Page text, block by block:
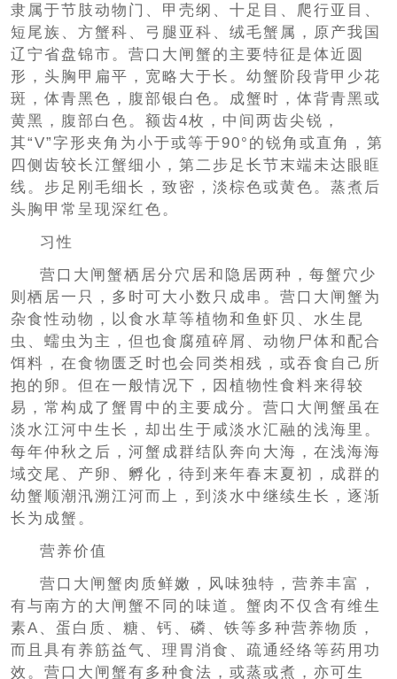
隶属于节肢动物门、甲壳纲、十足目、爬行亚目、
短尾族、方蟹科、弓腿亚科、绒毛蟹属，原产我国
辽宁省盘锦市。营口大闸蟹的主要特征是体近圆
形，头胸甲扁平，宽略大于长。幼蟹阶段背甲少花
斑，体青黑色，腹部银白色。成蟹时，体背青黑或
黄黑，腹部白色。额齿4枚，中间两齿尖锐，
其“V”字形夹角为小于或等于90°的锐角或直角，第
四侧齿较长江蟹细小，第二步足长节末端未达眼眶
线。步足刚毛细长，致密，淡棕色或黄色。蒸煮后
头胸甲常呈现深红色。
习性
营口大闸蟹栖居分穴居和隐居两种，每蟹穴少
则栖居一只，多时可大小数只成串。营口大闸蟹为
杂食性动物，以食水草等植物和鱼虾贝、水生昆
虫、蠕虫为主，但也食腐殖碎屑、动物尸体和配合
饵料，在食物匮乏时也会同类相残，或吞食自己所
抱的卵。但在一般情况下，因植物性食料来得较
易，常构成了蟹胃中的主要成分。营口大闸蟹虽在
淡水江河中生长，却出生于咸淡水汇融的浅海里。
每年仲秋之后，河蟹成群结队奔向大海，在浅海海
域交尾、产卵、孵化，待到来年春末夏初，成群的
幼蟹顺潮汛溯江河而上，到淡水中继续生长，逐渐
长为成蟹。
营养价值
营口大闸蟹肉质鲜嫩，风味独特，营养丰富，
有与南方的大闸蟹不同的味道。蟹肉不仅含有维生
素A、蛋白质、糖、钙、磷、铁等多种营养物质，
而且具有养筋益气、理胃消食、疏通经络等药用功
效。营口大闸蟹有多种食法，或蒸或煮，亦可生